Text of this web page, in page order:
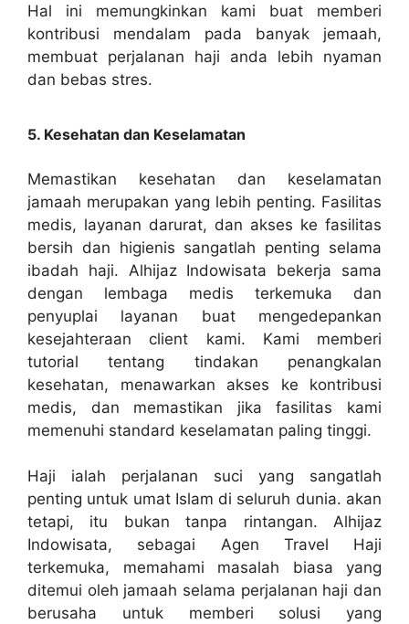
Hal ini memungkinkan kami buat memberi
kontribusi mendalam pada banyak jemaah,
membuat perjalanan haji anda lebih nyaman
dan bebas stres.
5. Kesehatan dan Keselamatan
Memastikan kesehatan dan keselamatan
jamaah merupakan yang lebih penting. Fasilitas
medis, layanan darurat, dan akses ke fasilitas
bersih dan higienis sangatlah penting selama
ibadah haji. Alhijaz Indowisata bekerja sama
dengan lembaga medis terkemuka dan
penyuplai layanan buat mengedepankan
kesejahteraan client kami. Kami memberi
tutorial tentang tindakan penangkalan
kesehatan, menawarkan akses ke kontribusi
medis, dan memastikan jika fasilitas kami
memenuhi standard keselamatan paling tinggi.
Haji ialah perjalanan suci yang sangatlah
penting untuk umat Islam di seluruh dunia. akan
tetapi, itu bukan tanpa rintangan. Alhijaz
Indowisata, sebagai Agen Travel Haji
terkemuka, memahami masalah biasa yang
ditemui oleh jamaah selama perjalanan haji dan
berusaha untuk memberi solusi yang